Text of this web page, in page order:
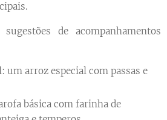
de acompanhamentos
um arroz especial com passas e
básica com farinha de